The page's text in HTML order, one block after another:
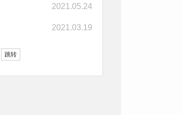
2021.05.24
2021.03.19
跳转